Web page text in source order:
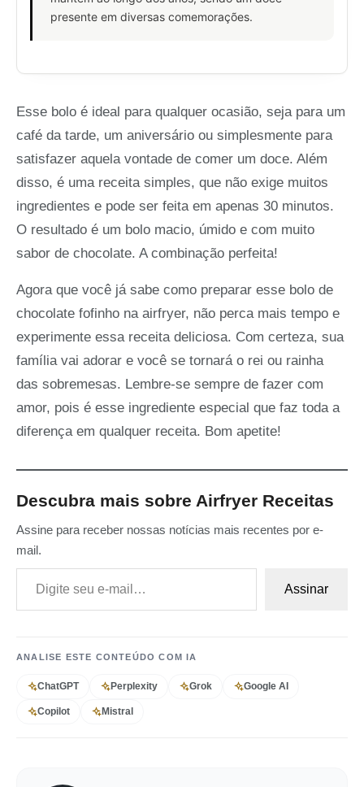
presente em diversas comemorações.
Esse bolo é ideal para qualquer ocasião, seja para um
café da tarde, um aniversário ou simplesmente para
satisfazer aquela vontade de comer um doce. Além
disso, é uma receita simples, que não exige muitos
ingredientes e pode ser feita em apenas 30 minutos.
O resultado é um bolo macio, úmido e com muito
sabor de chocolate. A combinação perfeita!
Agora que você já sabe como preparar esse bolo de
chocolate fofinho na airfryer, não perca mais tempo e
experimente essa receita deliciosa. Com certeza, sua
família vai adorar e você se tornará o rei ou rainha
das sobremesas. Lembre-se sempre de fazer com
amor, pois é esse ingrediente especial que faz toda a
diferença em qualquer receita. Bom apetite!
Descubra mais sobre Airfryer Receitas
Assine para receber nossas notícias mais recentes por e-
mail.
Digite seu e-mail…
Assinar
ANALISE ESTE CONTEÚDO COM IA
ChatGPT Perplexity Grok Google AI
Copilot Mistral